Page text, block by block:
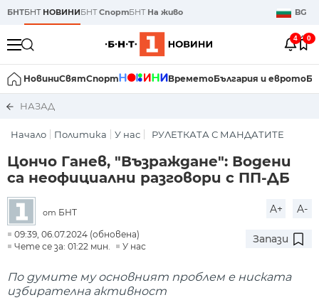
БНТБНТ НОВИНИБНТСпортБНТ На живо BG
4 0
НовиниСвятСпорт ВреметоБългария и еврото
НАЗАД
Начало Политика У нас РУЛЕТКАТА С МАНДАТИТЕ
Цончо Ганев, "Възраждане": Водени
са неофициални разговори с ПП-ДБ
от БНТ A+ A-
09:39, 06.07.2024 (обновена)
Чете се за: 01:22 мин.
У нас
Запази
По думите му основният проблем е ниската
избирателна активност